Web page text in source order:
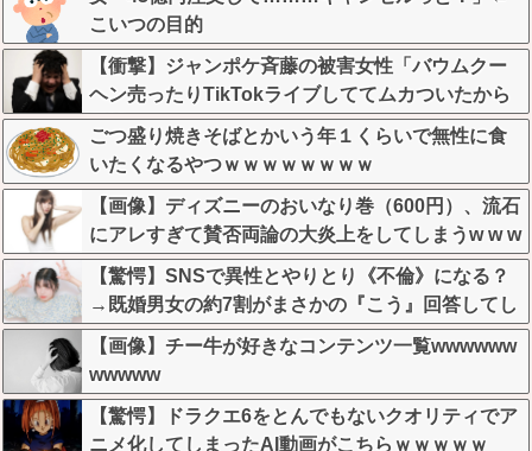
こいつの目的
【衝撃】ジャンポケ斉藤の被害女性「バウムクー
ヘン売ったりTikTokライブしててムカついたから
示談しなかった」←コレってさ…
ごつ盛り焼きそばとかいう年１くらいで無性に食
いたくなるやつｗｗｗｗｗｗｗｗ
【画像】ディズニーのおいなり巻（600円）、流石
にアレすぎて賛否両論の大炎上をしてしまうw w w
w w w w
【驚愕】SNSで異性とやりとり《不倫》になる？
→既婚男女の約7割がまさかの『こう』回答してし
まうw w w w w w w w
【画像】チー牛が好きなコンテンツ一覧wwwwww
wwwww
【驚愕】ドラクエ6をとんでもないクオリティでア
ニメ化してしまったAI動画がこちらｗｗｗｗｗ